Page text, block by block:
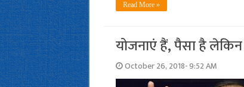
Read More »
योजनाएं हैं, पैसा है
October 26, 2018- 9:52 AM